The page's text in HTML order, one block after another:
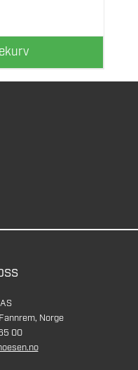
Norge
00